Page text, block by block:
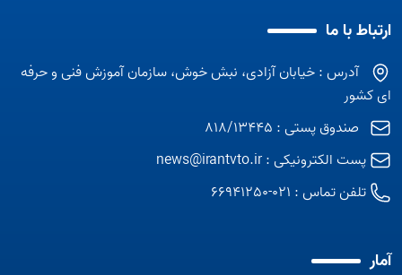
ارتباط با ما
آدرس : خیابان آزادی، نبش خوش، سازمان آموزش فنی و حرفه
ای کشور
صندوق پستی : 818/13445
پست الکترونیکی :news@irantvto.ir
تلفن تماس : 021-66941250
آمار